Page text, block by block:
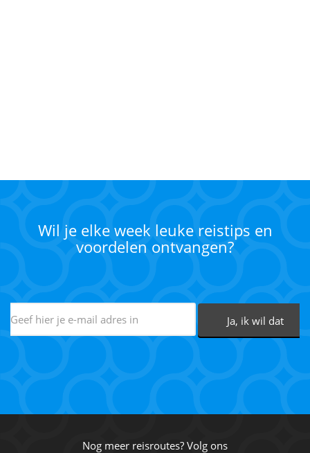
Wil je elke week leuke reistips en
voordelen ontvangen?
Nog meer reisroutes? Volg ons